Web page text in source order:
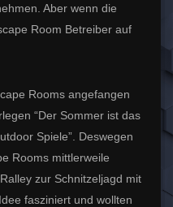
Aber wenn die
Room Betreiber auf
Rooms angefangen
“Der Sommer ist das
Spiele”. Deswegen
Rooms mittlerweile
zur Schnitzeljagd mit
fasziniert und wollten